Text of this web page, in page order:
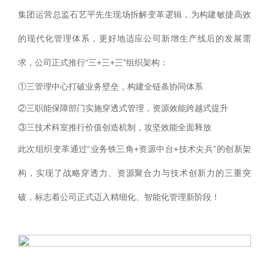
集团运营总监石艺平先生现场拆解变革逻辑，为构建敏捷高效
的现代化管理体系，更好地适应公司新增生产线后的发展需
求，公司正式推行“三+三+三”组织架构：
①三管理中心打破业务壁垒，构建全链条协同体系
②三职能保障部门实施穿透式管理，资源效能跨越式提升
③三技术科室推行价值创造机制，攻坚效能全面释放
此次组织变革通过“业务铁三角+资源中台+技术尖兵”的创新架
构，实现了战略穿透力、资源聚合力与技术创新力的三重突
破，标志着公司正式迈入精细化、智能化管理新阶段！